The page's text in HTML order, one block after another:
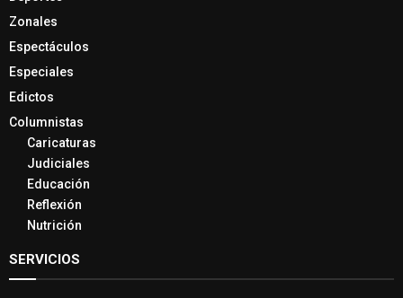
Zonales
Espectáculos
Especiales
Edictos
Columnistas
Caricaturas
Judiciales
Educación
Reflexión
Nutrición
SERVICIOS